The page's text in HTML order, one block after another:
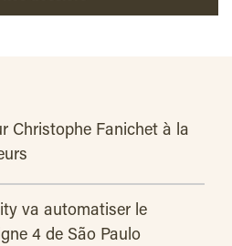
Christophe Fanichet à la
va automatiser le
4 de São Paulo